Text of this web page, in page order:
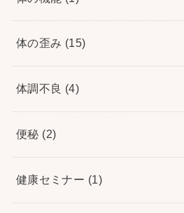
体の歪み (15)
体調不良 (4)
便秘 (2)
健康セミナー (1)